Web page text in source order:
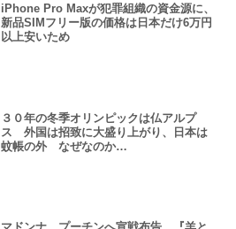
iPhone Pro Maxが犯罪組織の資金源に、
新品SIMフリー版の価格は日本だけ6万円
以上安いため
３０年の冬季オリンピックは仏アルプ
ス 外国は招致に大盛り上がり、日本は
蚊帳の外 なぜなのか…